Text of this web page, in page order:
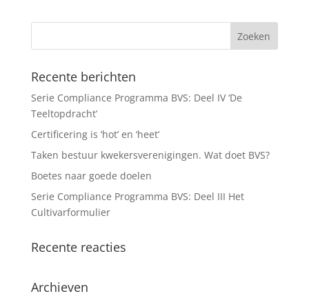
Recente berichten
Serie Compliance Programma BVS: Deel IV ‘De
Teeltopdracht’
Certificering is ‘hot’ en ‘heet’
Taken bestuur kwekersverenigingen. Wat doet BVS?
Boetes naar goede doelen
Serie Compliance Programma BVS: Deel III Het
Cultivarformulier
Recente reacties
Archieven